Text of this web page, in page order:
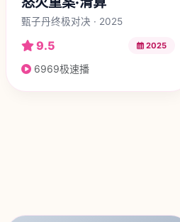
甄子丹终极对决 · 2025
9.5 2025
6969极速播